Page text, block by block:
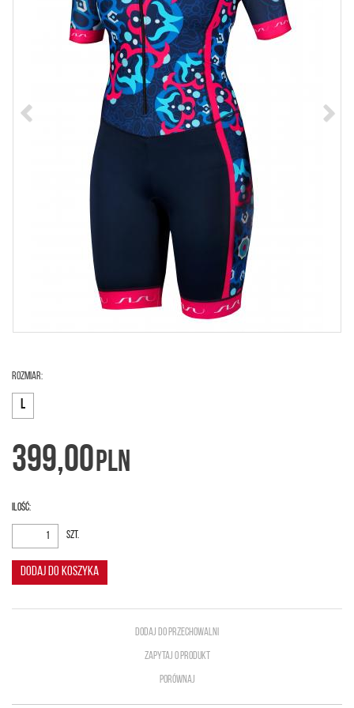
ROZMIAR:
L
399,00PLN
Ilość:
szt.
DODAJ DO KOSZYKA
DODAJ DO PRZECHOWALNI
ZAPYTAJ O PRODUKT
PORÓWNAJ